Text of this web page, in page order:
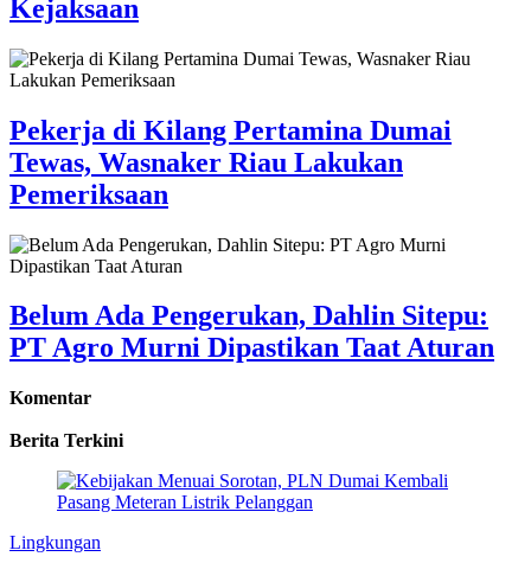
Kejaksaan
Pekerja di Kilang Pertamina Dumai
Tewas, Wasnaker Riau Lakukan
Pemeriksaan
Belum Ada Pengerukan, Dahlin Sitepu:
PT Agro Murni Dipastikan Taat Aturan
Komentar
Berita Terkini
Lingkungan